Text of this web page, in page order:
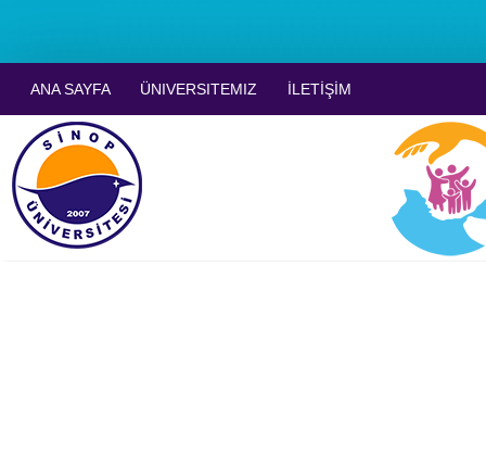
ANA SAYFA ÜNIVERSITEMIZ İLETİŞİM